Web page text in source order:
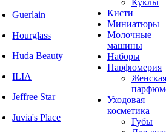
Guerlain
Hourglass
Huda Beauty
ILIA
Jeffree Star
Juvia's Place
Куклы
Кисти
Миниатюры
Молочные
машины
Наборы
Парфюмерия
Женская
Уходовая
косметика
Губы